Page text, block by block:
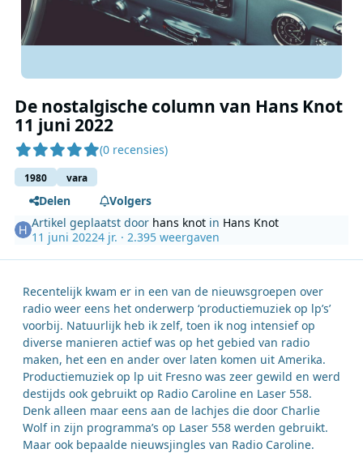
De nostalgische column van Hans Knot
11 juni 2022
(0 recensies)
1980 vara
Delen
Volgers
Artikel geplaatst door hans knot in Hans Knot
11 juni 20224 jr. · 2.395 weergaven
Recentelijk kwam er in een van de nieuwsgroepen over
radio weer eens het onderwerp ‘productiemuziek op lp’s’
voorbij. Natuurlijk heb ik zelf, toen ik nog intensief op
diverse manieren actief was op het gebied van radio
maken, het een en ander over laten komen uit Amerika.
Productiemuziek op lp uit Fresno was zeer gewild en werd
destijds ook gebruikt op Radio Caroline en Laser 558.
Denk alleen maar eens aan de lachjes die door Charlie
Wolf in zijn programma’s op Laser 558 werden gebruikt.
Maar ook bepaalde nieuwsjingles van Radio Caroline.